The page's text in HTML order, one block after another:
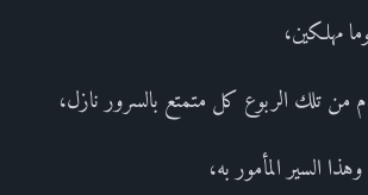
مهلكين،
من تلك الربوع كل متمتع بالسرور نازل،
السير المأمور به،